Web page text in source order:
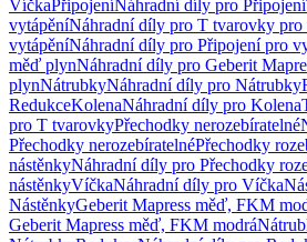
VíčkaPřipojeníNáhradní díly pro Připojení
vytápěníNáhradní díly pro T tvarovky pro
vytápěníNáhradní díly pro Připojení pro
měď plynNáhradní díly pro Geberit
plynNátrubkyNáhradní díly pro Nátrubky
RedukceKolenaNáhradní díly pro Kolena
pro T tvarovkyPřechodky nerozebíratelné
Přechodky nerozebíratelnéPřechodky
nástěnkyNáhradní díly pro Přechodky
nástěnkyVíčkaNáhradní díly pro Víčka
NástěnkyGeberit Mapress měď, FKM
Geberit Mapress měď, FKM modrá